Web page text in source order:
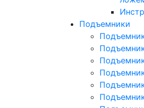
Подъемники